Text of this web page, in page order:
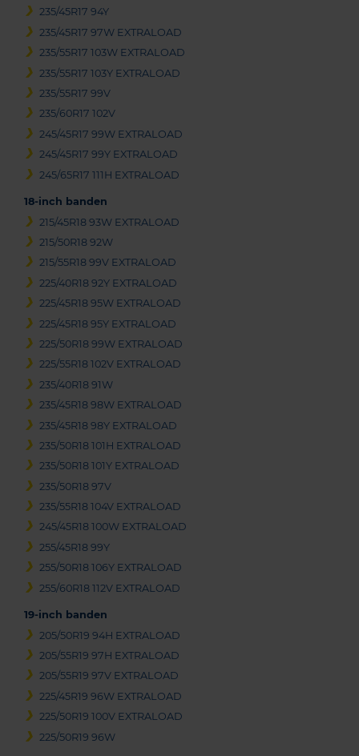
235/45R17 94Y
235/45R17 97W EXTRALOAD
235/55R17 103W EXTRALOAD
235/55R17 103Y EXTRALOAD
235/55R17 99V
235/60R17 102V
245/45R17 99W EXTRALOAD
245/45R17 99Y EXTRALOAD
245/65R17 111H EXTRALOAD
18-inch banden
215/45R18 93W EXTRALOAD
215/50R18 92W
215/55R18 99V EXTRALOAD
225/40R18 92Y EXTRALOAD
225/45R18 95W EXTRALOAD
225/45R18 95Y EXTRALOAD
225/50R18 99W EXTRALOAD
225/55R18 102V EXTRALOAD
235/40R18 91W
235/45R18 98W EXTRALOAD
235/45R18 98Y EXTRALOAD
235/50R18 101H EXTRALOAD
235/50R18 101Y EXTRALOAD
235/50R18 97V
235/55R18 104V EXTRALOAD
245/45R18 100W EXTRALOAD
255/45R18 99Y
255/50R18 106Y EXTRALOAD
255/60R18 112V EXTRALOAD
19-inch banden
205/50R19 94H EXTRALOAD
205/55R19 97H EXTRALOAD
205/55R19 97V EXTRALOAD
225/45R19 96W EXTRALOAD
225/50R19 100V EXTRALOAD
225/50R19 96W